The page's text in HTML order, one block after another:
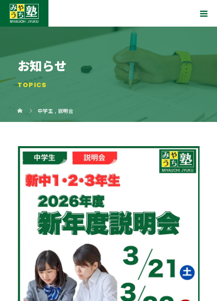
お知らせ
TOPICS
中学生 説明会